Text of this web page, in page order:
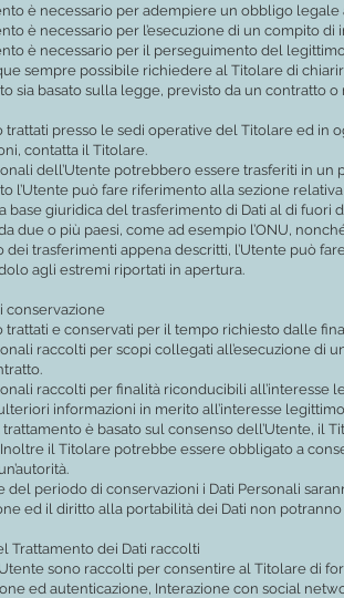
è necessario per adempiere un obbligo
è necessario per l’esecuzione di un compito
è necessario per il perseguimento del
sempre possibile richiedere al Titolare di
sia basato sulla legge, previsto da un contratto
trattati presso le sedi operative del Titolare ed
contatta il Titolare.
dell’Utente potrebbero essere trasferiti in
l’Utente può fare riferimento alla sezione
base giuridica del trasferimento di Dati al di fuori
due o più paesi, come ad esempio l’ONU,
dei trasferimenti appena descritti, l’Utente può
agli estremi riportati in apertura.
conservazione
trattati e conservati per il tempo richiesto dalle
raccolti per scopi collegati all’esecuzione di
raccolti per finalità riconducibili all’interesse
informazioni in merito all’interesse
è basato sul consenso dell’Utente, il
il Titolare potrebbe essere obbligato a
del periodo di conservazioni i Dati Personali
ed il diritto alla portabilità dei Dati non
Trattamento dei Dati raccolti
sono raccolti per consentire al Titolare di
ed autenticazione, Interazione con social